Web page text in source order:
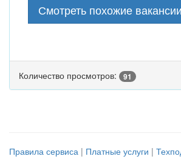
Смотреть похожие вакансии
Количество просмотров: 91
Правила сервиса | Платные услуги |